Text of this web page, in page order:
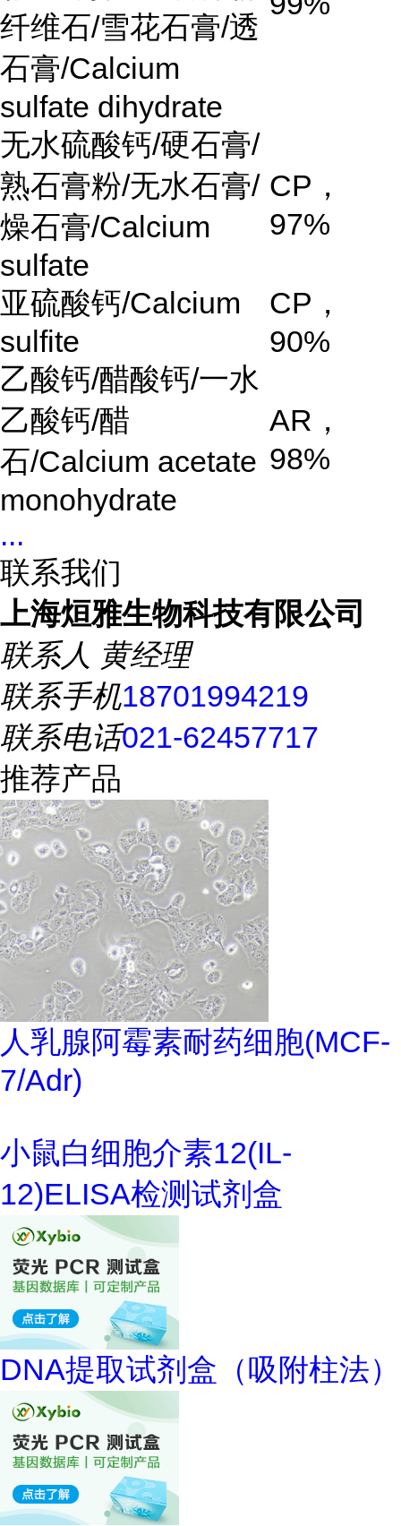
纤维石/雪花石膏/透
石膏/Calcium
sulfate dihydrate
无水硫酸钙/硬石膏/
熟石膏粉/无水石膏/
燥石膏/Calcium
sulfate
CP ，
97%
亚硫酸钙/Calcium
sulfite
CP ，
90%
乙酸钙/醋酸钙/一水
乙酸钙/醋
石/Calcium acetate
monohydrate
AR ，
98%
...
联系我们
上海烜雅生物科技有限公司
联系人 黄经理
联系手机18701994219
联系电话021-62457717
推荐产品
人乳腺阿霉素耐药细胞(MCF-
7/Adr)
小鼠白细胞介素12(IL-
12)ELISA检测试剂盒
DNA提取试剂盒（吸附柱法）